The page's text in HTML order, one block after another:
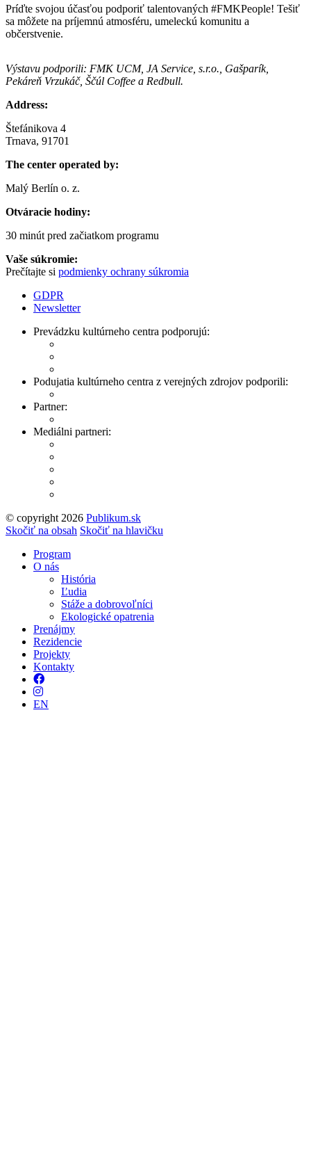
Príďte svojou účasťou podporiť talentovaných #FMKPeople! Tešiť
sa môžete na príjemnú atmosféru, umeleckú komunitu a
občerstvenie.
Výstavu podporili: FMK UCM, JA Service, s.r.o., Gašparík,
Pekáreň Vrzukáč, Ščúl Coffee a Redbull.
Address:
Štefánikova 4
Trnava, 91701
The center operated by:
Malý Berlín o. z.
Otváracie hodiny:
30 minút pred začiatkom programu
Vaše súkromie:
Prečítajte si podmienky ochrany súkromia
GDPR
Newsletter
Prevádzku kultúrneho centra podporujú:
Podujatia kultúrneho centra z verejných zdrojov podporili:
Partner:
Mediálni partneri:
© copyright 2026 Publikum.sk
Tvorba stránok: Enjoy
Skočiť na obsah Skočiť na hlavičku
Program
O nás
História
Ľudia
Stáže a dobrovoľníci
Ekologické opatrenia
Prenájmy
Rezidencie
Projekty
Kontakty
Facebook
Instagram
EN